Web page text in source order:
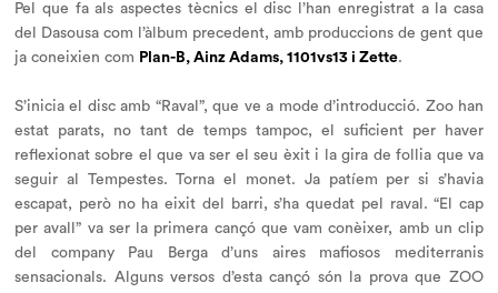
Pel que fa als aspectes tècnics el disc l’han enregistrat a la casa
del Dasousa com l’àlbum precedent, amb produccions de gent que
ja coneixien com Plan-B, Ainz Adams, 1101vs13 i Zette.
S’inicia el disc amb “Raval”, que ve a mode d’introducció. Zoo han
estat parats, no tant de temps tampoc, el suficient per haver
reflexionat sobre el que va ser el seu èxit i la gira de follia que va
seguir al Tempestes. Torna el monet. Ja patíem per si s’havia
escapat, però no ha eixit del barri, s’ha quedat pel raval. “El cap
per avall” va ser la primera cançó que vam conèixer, amb un clip
del company Pau Berga d’uns aires mafiosos mediterranis
sensacionals. Alguns versos d’esta cançó són la prova que ZOO